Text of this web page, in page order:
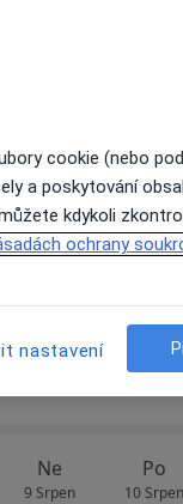
Ne
9 Srpen
Po
10 Srpen
cookie (nebo
a poskytování
kdykoli
ochrany
nastavení